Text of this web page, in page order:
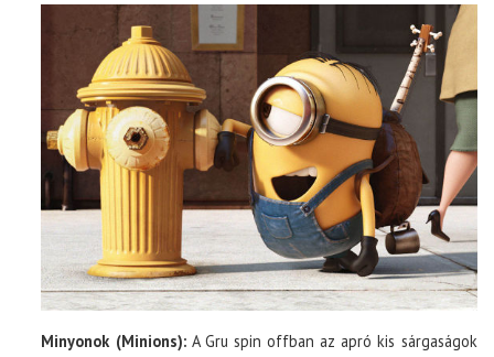
Minyonok (Minions):A Gru spin offban az apró kis sárgaságok